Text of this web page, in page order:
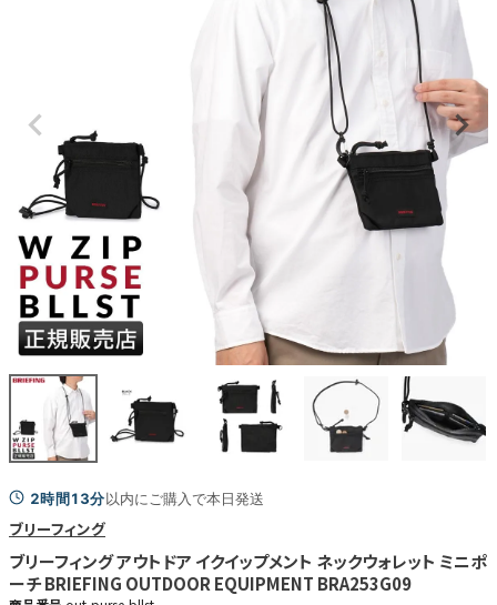
2時間13分以内にご購入で本日発送
ブリーフィング
ブリーフィング アウトドア イクイップメント ネックウォレット ミニポ
ーチ BRIEFING OUTDOOR EQUIPMENT BRA253G09